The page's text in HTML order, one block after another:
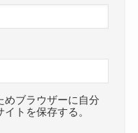
めブラウザーに自分
トを保存する。